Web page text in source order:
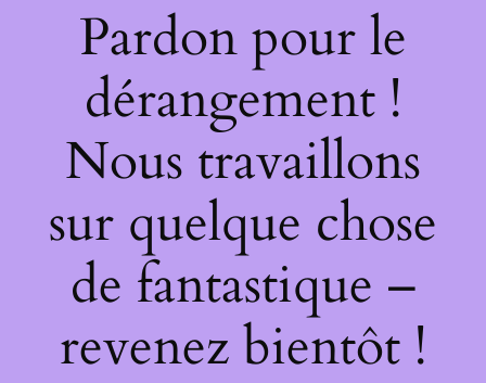
Pardon pour le
dérangement !
Nous travaillons
sur quelque chose
de fantastique –
revenez bientôt !